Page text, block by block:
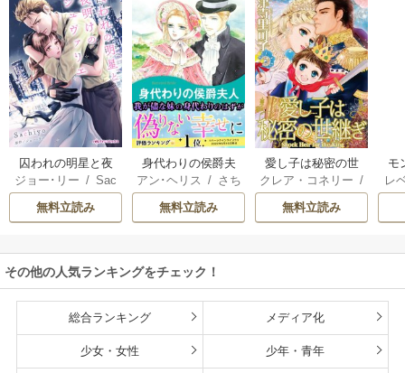
囚われの明星と夜
明けのシュヴァリ
エ
ジョー･リー /Sac
hiyo
無料立読み
身代わりの侯爵夫
人
アン･ヘリス / さち
みりほ
無料立読み
愛し子は秘密の世
継ぎ
クレア・コネリー /
津寺里可子
無料立読み
モ
結
レ
その他の人気ランキングをチェック！
総合ランキング メディア化
少女・女性 少年・青年